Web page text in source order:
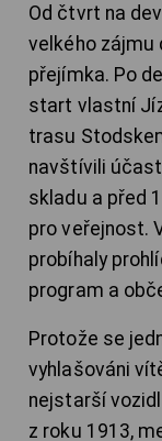
Od čtvrt na
velkého zájmu
přejímka. Po
start vlastní
trasu
navštívili
skladu a před
pro veřejnost.
probíhaly
program a
Protože se
vyhlašováni
nejstarší
z roku 1913,